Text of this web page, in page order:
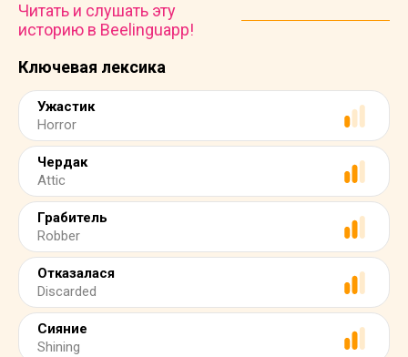
Ключевая лексика
Ужастик
Horror
Чердак
Attic
Грабитель
Robber
Отказалася
Discarded
Сияние
Shining
Читать и слушать эту
историю в Beelinguapp!